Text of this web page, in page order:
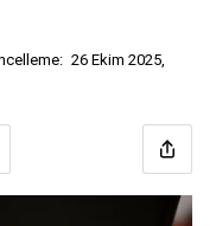
26 Ekim 2025,